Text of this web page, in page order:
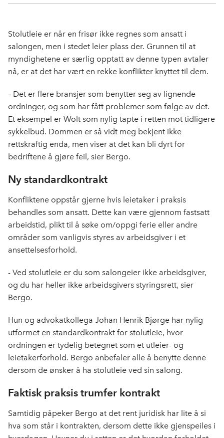
a
e
o
i
k
e
-
s
t
Stolutleie er når en frisør ikke regnes som ansatt i
salongen, men i stedet leier plass der. Grunnen til at
myndighetene er særlig opptatt av denne typen avtaler
nå, er at det har vært en rekke konflikter knyttet til dem.
– Det er flere bransjer som benytter seg av lignende
ordninger, og som har fått problemer som følge av det.
Et eksempel er Wolt som nylig tapte i retten mot tidligere
sykkelbud. Dommen er så vidt meg bekjent ikke
rettskraftig enda, men viser at det kan bli dyrt for
bedriftene å gjøre feil, sier Bergo.
Ny standardkontrakt
Konfliktene oppstår gjerne hvis leietaker i praksis
behandles som ansatt. Dette kan være gjennom fastsatt
arbeidstid, plikt til å søke om/oppgi ferie eller andre
områder som vanligvis styres av arbeidsgiver i et
ansettelsesforhold.
- Ved stolutleie er du som salongeier ikke arbeidsgiver,
og du har heller ikke arbeidsgivers styringsrett, sier
Bergo.
Hun og advokatkollega Johan Henrik Bjørge har nylig
utformet en standardkontrakt for stolutleie, hvor
ordningen er tydelig betegnet som et utleier- og
leietakerforhold. Bergo anbefaler alle å benytte denne
dersom de ønsker å ha stolutleie ved sin salong.
Faktisk praksis trumfer kontrakt
Samtidig påpeker Bergo at det rent juridisk har lite å si
hva som står i kontrakten, dersom dette ikke gjenspeiles i